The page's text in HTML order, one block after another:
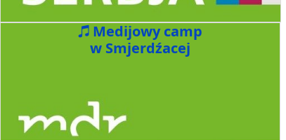
Medijowy camp
w Smjerdźacej